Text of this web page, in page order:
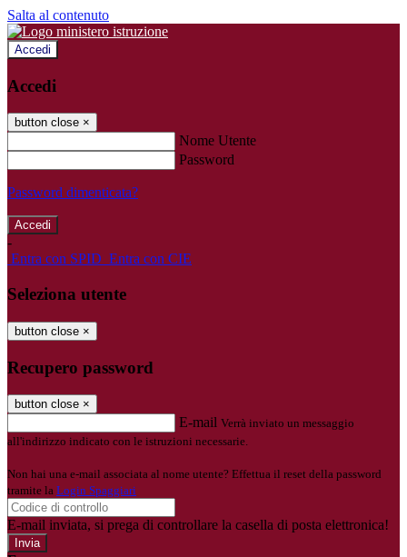
Salta al contenuto
Accedi
Accedi
button close ×
Nome Utente
Password
Password dimenticata?
-
Entra con SPID Entra con CIE
Seleziona utente
button close ×
Recupero password
button close ×
E-mail Verrà inviato un messaggio
all'indirizzo indicato con le istruzioni necessarie.
Non hai una e-mail associata al nome utente? Effettua il reset della password
tramite la Login Spaggiari
E-mail inviata, si prega di controllare la casella di posta elettronica!